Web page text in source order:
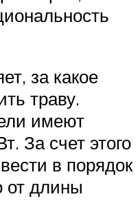
за какое
траву.
имеют
За счет этого
в порядок
от длины